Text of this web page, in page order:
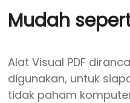
Mudah
Alat Visual PDF
digunakan, untuk
tidak paham